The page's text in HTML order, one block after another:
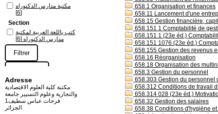
658.1 Organisation et finances
658.11 Lancement d'une
658.15 Gestion financière,
658.151 1 Comptabilité de
658.151 1 (23e éd.)
658.151 1076 (23e éd.)
658.155 Gestion des revenus
658.16 Réorganisation
658.18 Organisation des
658.3 Gestion du personnel
658.303 Gestion du
658.312 Conditions de travail
658.314 028 (23e éd.)
658.32 Gestion des salaires
658.38 Conditions d'hygiène
مكتبة مدارس الدكتوراه
[6]
Section
كتب باللغة العربية لمكتبة
مدارس الدكتوراه [6]
Adresse
مكتبة كلية العلوم الاقتصادية
والتجارية وعلوم التسيير جامعة
فرحات عباس سطيف1
الجزائر